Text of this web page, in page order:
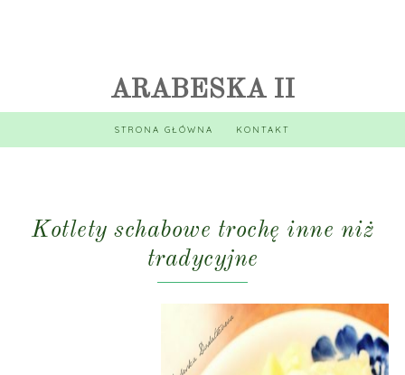
ARABESKA II
STRONA GŁÓWNA KONTAKT
Kotlety schabowe trochę inne niż
tradycyjne